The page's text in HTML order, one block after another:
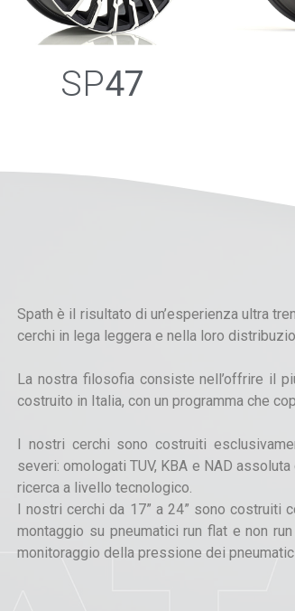
SP47
Spath è il risultato di un’esperienza ultra
cerchi in lega leggera e nella loro
La nostra filosofia consiste nell’offrire il
costruito in Italia, con un programma che
I nostri cerchi sono costruiti
severi: omologati TUV, KBA e NAD
ricerca a livello tecnologico.
I nostri cerchi da 17” a 24” sono costruiti
montaggio su pneumatici run flat e non
monitoraggio della pressione dei